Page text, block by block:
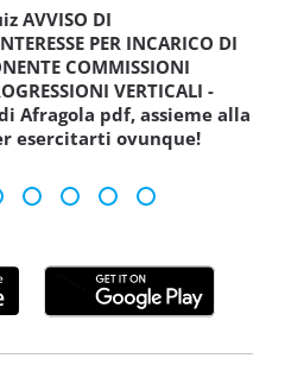
AVVISO DI
PER INCARICO DI
COMMISSIONI
VERTICALI -
Afragola pdf, assieme alla
esercitarti ovunque!